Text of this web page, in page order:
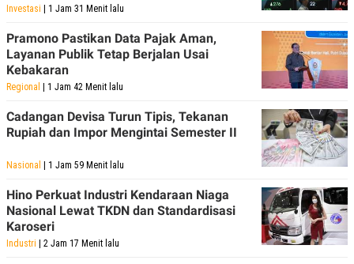
Investasi | 1 Jam 31 Menit lalu
Pramono Pastikan Data Pajak Aman,
Layanan Publik Tetap Berjalan Usai
Kebakaran
Regional | 1 Jam 42 Menit lalu
Cadangan Devisa Turun Tipis, Tekanan
Rupiah dan Impor Mengintai Semester II
Nasional | 1 Jam 59 Menit lalu
Hino Perkuat Industri Kendaraan Niaga
Nasional Lewat TKDN dan Standardisasi
Karoseri
Industri | 2 Jam 17 Menit lalu